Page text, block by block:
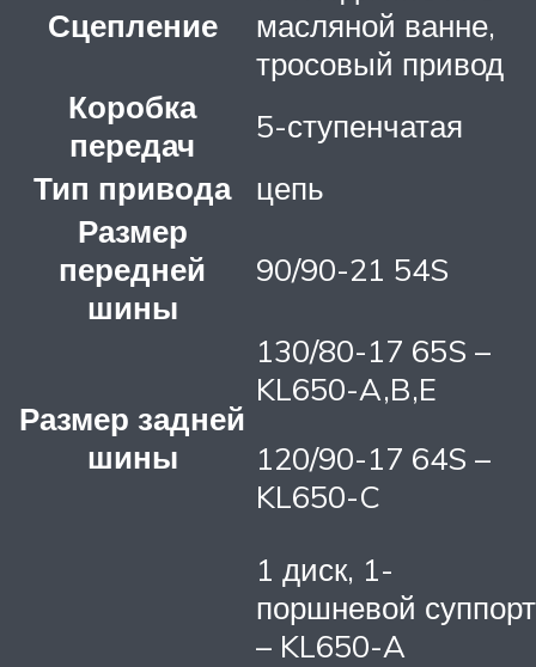
Сцепление
масляной ванне,
тросовый привод
Коробка
передач
5-ступенчатая
Тип привода
цепь
Размер
передней
шины
90/90-21 54S
Размер задней
шины
130/80-17 65S –
KL650-A,B,E
120/90-17 64S –
KL650-C
1 диск, 1-
поршневой суппорт
– KL650-A